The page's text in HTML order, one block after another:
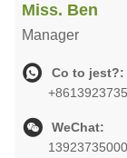
Miss. Ben
Manager
Co to jest?:
WeChat:
13923735000